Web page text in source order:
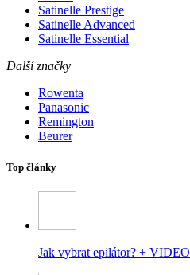
Satinelle Prestige
Satinelle Advanced
Satinelle Essential
Další značky
Rowenta
Panasonic
Remington
Beurer
Top články
Jak vybrat epilátor? + VIDEO